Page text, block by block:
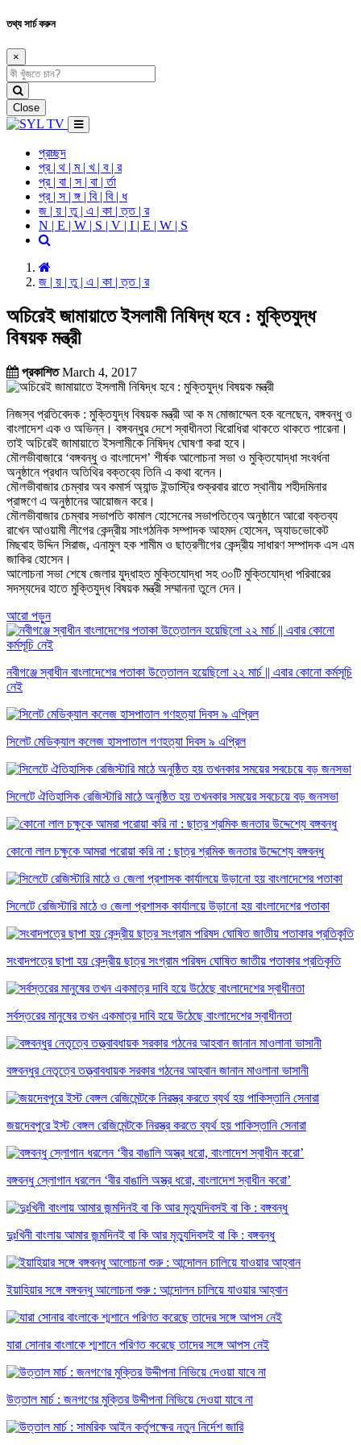
তথ্য সার্চ করুন
×
Close
প্রচ্ছদ
প্র | থ | ম | খ | ব | র
প্র | বা | স | বা | র্তা
প্র | স | ঙ্গ | বি | বি | ধ
জ | য় | তু | এ | কা | ত্ত | র
N | E | W | S | V | I | E | W | S
জ | য় | তু | এ | কা | ত্ত | র
অচিরেই জামায়াতে ইসলামী নিষিদ্ধ হবে : মুক্তিযুদ্ধ
বিষয়ক মন্ত্রী
প্রকাশিতMarch 4, 2017
নিজস্ব প্রতিবেদক : মুক্তিযুদ্ধ বিষয়ক মন্ত্রী আ ক ম মোজাম্মেল হক বলেছেন, বঙ্গবন্ধু ও
বাংলাদেশ এক ও অভিন্ন। বঙ্গবন্ধুর দেশে স্বাধীনতা বিরোধিরা থাকতে থাকতে পারেনা।
তাই অচিরেই জামায়াতে ইসলামীকে নিষিদ্ধ ঘোষণা করা হবে।
মৌলভীবাজারে ‘বঙ্গবন্ধু ও বাংলাদেশ’ শীর্ষক আলোচনা সভা ও মুক্তিযোদ্ধা সংবর্ধনা
অনুষ্ঠানে প্রধান অতিথির বক্তব্যে তিনি এ কথা বলেন।
মৌলভীবাজার চেম্বার অব কমার্স অ্যান্ড ইন্ডাস্ট্রি শুক্রবার রাতে স্থানীয় শহীদমিনার
প্রাঙ্গণে এ অনুষ্ঠানের আয়োজন করে।
মৌলভীবাজার চেম্বার সভাপতি কামাল হোসেনের সভাপতিত্বে অনুষ্ঠানে আরো বক্তব্য
রাখেন আওয়ামী লীগের কেন্দ্রীয় সাংগঠনিক সম্পাদক আহমদ হোসেন, অ্যাডভোকেট
মিছবাহ উদ্দিন সিরাজ, এনামুল হক শামীম ও ছাত্রলীগের কেন্দ্রীয় সাধারণ সম্পাদক এস এম
জাকির হোসেন।
আলোচনা সভা শেষে জেলার যুদ্ধাহত মুক্তিযোদ্ধা সহ ৩০টি মুক্তিযোদ্ধা পরিবারের
সদস্যদের হাতে মুক্তিযুদ্ধ বিষয়ক মন্ত্রী সম্মাননা তুলে দেন।
আরো পড়ুন
নবীগঞ্জে স্বাধীন বাংলাদেশের পতাকা উত্তোলন হয়েছিলো ২২ মার্চ || এবার কোনো কর্মসূচি
নেই
সিলেট মেডিক্যাল কলেজ হাসপাতাল গণহত্যা দিবস ৯ এপ্রিল
সিলেটে ঐতিহাসিক রেজিস্টারি মাঠে অনুষ্ঠিত হয় তখনকার সময়ের সবচেয়ে বড় জনসভা
কোনো লাল চক্ষুকে আমরা পরোয়া করি না : ছাত্র শ্রমিক জনতার উদ্দেশ্যে বঙ্গবন্ধু
সিলেটে রেজিস্টারি মাঠে ও জেলা প্রশাসক কার্যালয়ে উড়ানো হয় বাংলাদেশের পতাকা
সংবাদপত্রে ছাপা হয় কেন্দ্রীয় ছাত্র সংগ্রাম পরিষদ ঘোষিত জাতীয় পতাকার প্রতিকৃতি
সর্বস্তরের মানুষের তখন একমাত্র দাবি হয়ে উঠেছে বাংলাদেশের স্বাধীনতা
বঙ্গবন্ধুর নেতৃত্বে তত্ত্বাবধায়ক সরকার গঠনের আহবান জানান মাওলানা ভাসানী
জয়দেবপুরে ইস্ট বেঙ্গল রেজিমেন্টকে নিরস্ত্র করতে ব্যর্থ হয় পাকিস্তানি সেনারা
বঙ্গবন্ধু স্লোগান ধরলেন ‘বীর বাঙালি অস্ত্র ধরো, বাংলাদেশ স্বাধীন করো’
দুঃখিনী বাংলায় আমার জন্মদিনই বা কি আর মৃত্যুদিবসই বা কি : বঙ্গবন্ধু
ইয়াহিয়ার সঙ্গে বঙ্গবন্ধু আলোচনা শুরু : আন্দোলন চালিয়ে যাওয়ার আহ্বান
যারা সোনার বাংলাকে শ্মশানে পরিণত করেছে তাদের সঙ্গে আপস নেই
উত্তাল মার্চ : জনগণের মুক্তির উদ্দীপনা নিভিয়ে দেওয়া যাবে না